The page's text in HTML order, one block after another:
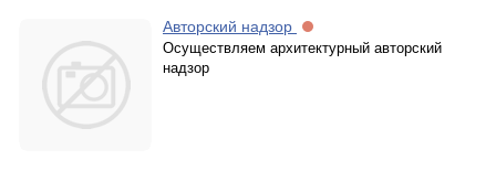
Авторский надзор
Осуществляем архитектурный авторский
надзор